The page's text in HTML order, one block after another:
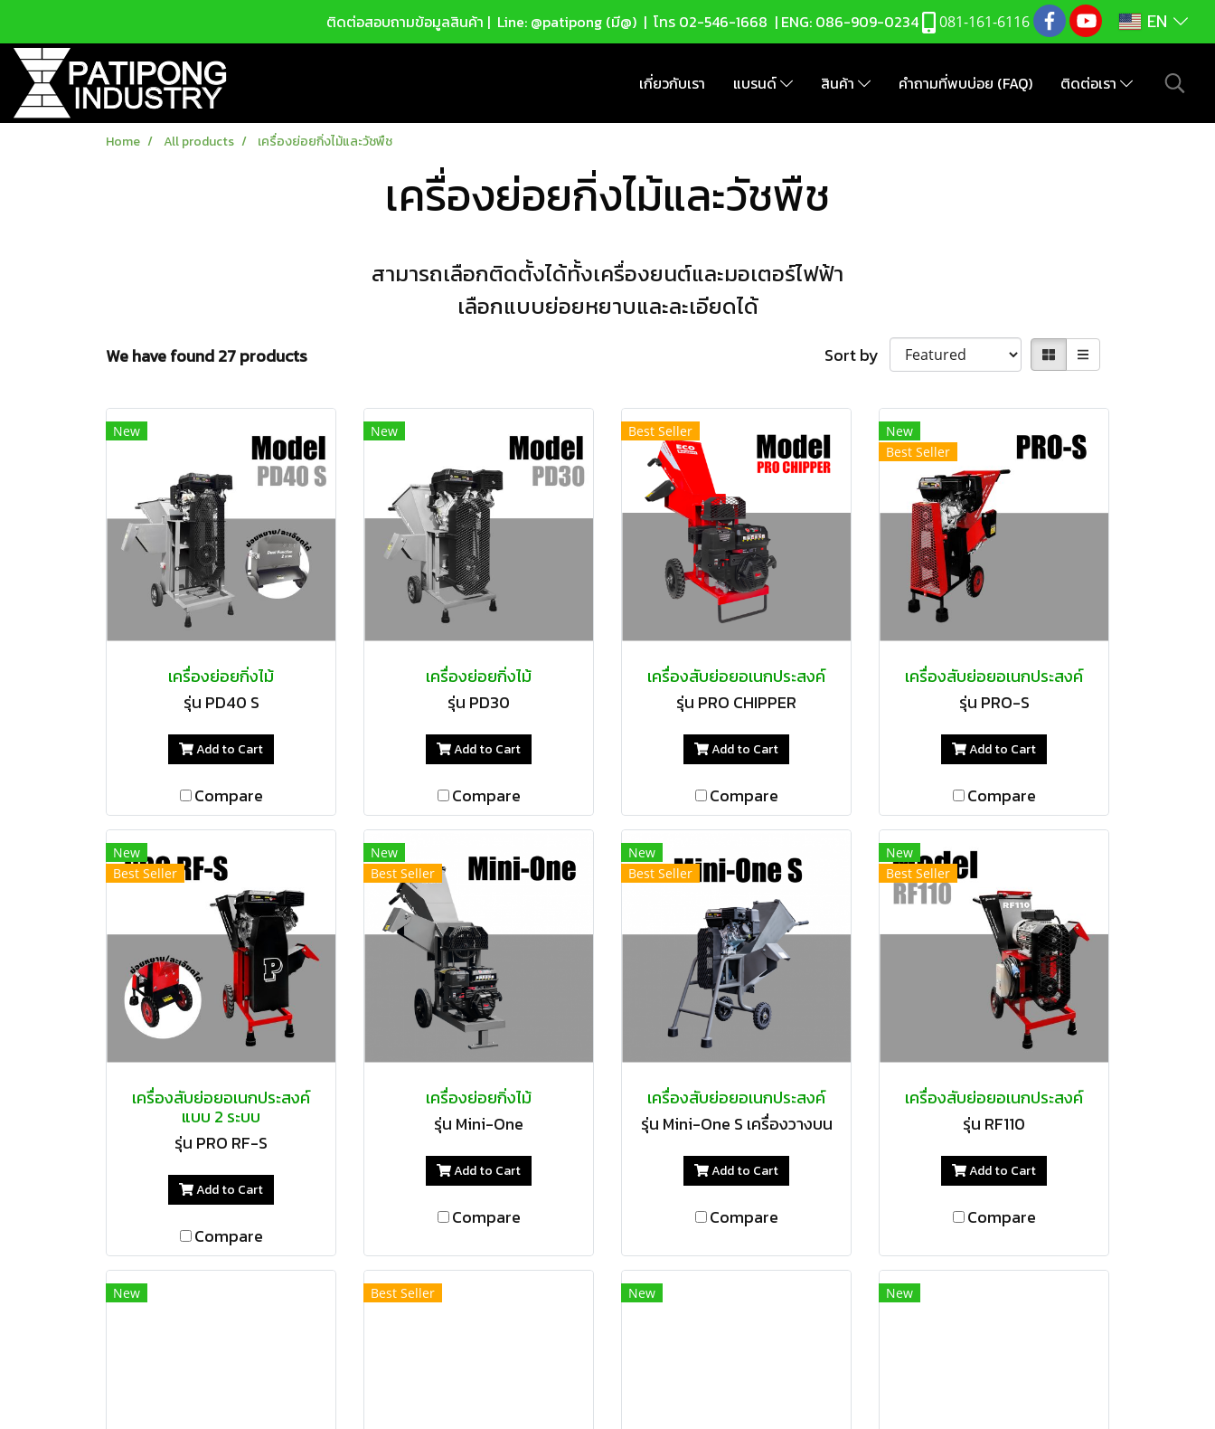
ติดต่อสอบถามข้อมูลสินค้า | Line: @patipong (มี@) | โทร 02-546-1668 | ENG: 086-909-0234 081-161-6116 EN
เกี่ยวกับเรา แบรนด์ สินค้า คำถามที่พบบ่อย (FAQ) ติดต่อเรา
Home All products เครื่องย่อยกิ่งไม้และวัชพืช
เครื่องย่อยกิ่งไม้และวัชพืช
สามารถเลือกติดตั้งได้ทั้งเครื่องยนต์และมอเตอร์ไฟฟ้า
เลือกแบบย่อยหยาบและละเอียดได้
We have found 27 products Sort by
New
เครื่องย่อยกิ่งไม้
รุ่น PD40 S
Add to Cart
Compare
New
เครื่องย่อยกิ่งไม้
รุ่น PD30
Add to Cart
Compare
Best Seller
เครื่องสับย่อยอเนกประสงค์
รุ่น PRO CHIPPER
Add to Cart
Compare
New
Best Seller
เครื่องสับย่อยอเนกประสงค์
รุ่น PRO-S
Add to Cart
Compare
New
Best Seller
เครื่องสับย่อยอเนกประสงค์
แบบ 2 ระบบ
รุ่น PRO RF-S
Add to Cart
Compare
New
Best Seller
เครื่องย่อยกิ่งไม้
รุ่น Mini-One
Add to Cart
Compare
New
Best Seller
เครื่องสับย่อยอเนกประสงค์
รุ่น Mini-One S เครื่องวางบน
Add to Cart
Compare
New
Best Seller
เครื่องสับย่อยอเนกประสงค์
รุ่น RF110
Add to Cart
Compare
New Best Seller New New